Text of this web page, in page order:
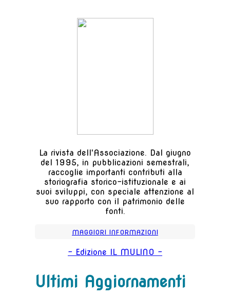
La rivista dell'Associazione. Dal giugno
del 1995, in pubblicazioni semestrali,
raccoglie importanti contributi alla
storiografia storico-istituzionale e ai
suoi sviluppi, con speciale attenzione al
suo rapporto con il patrimonio delle
fonti.
MAGGIORI INFORMAZIONI
- Edizione IL MULINO -
Ultimi Aggiornamenti